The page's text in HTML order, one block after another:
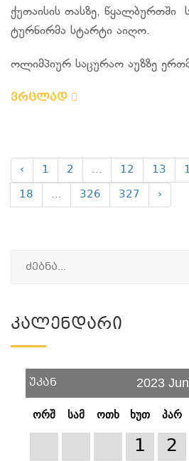
ქუთაისის თასზე, წყალბურთში
ტურნირმა სტარტი აიღო.
ოლიმპიურ საცურაო აუზზე
ვრცლად
‹ 1 2 ... 12 13
18
... 326 327 ›
Კალენდარი
უკან 2023 Jun
ორშ სამ ოთხ ხუთ პარ
1 2